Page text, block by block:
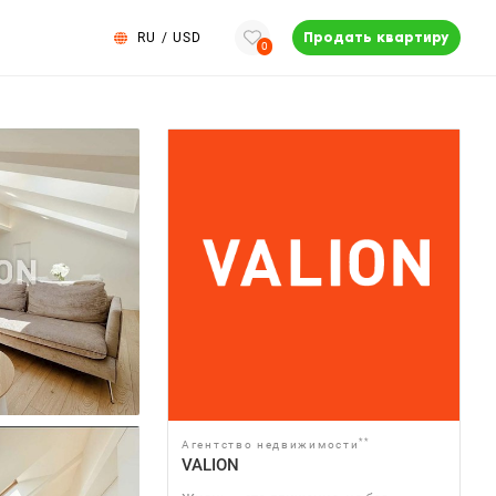
RU / USD
0
Продать квартиру
Агентство недвижимости **
VALION